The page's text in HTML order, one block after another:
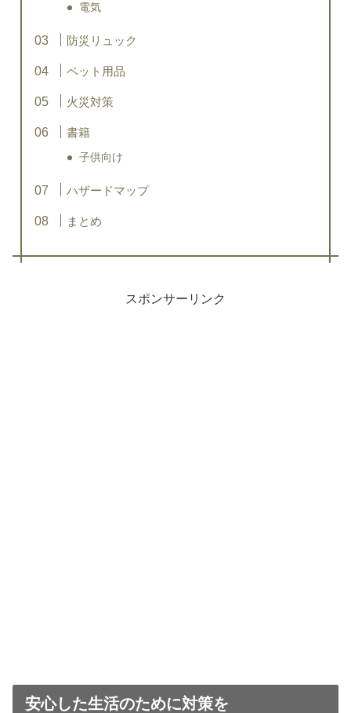
電気
防災リュック
ペット用品
火災対策
書籍
子供向け
ハザードマップ
まとめ
スポンサーリンク
安心した生活のために対策を